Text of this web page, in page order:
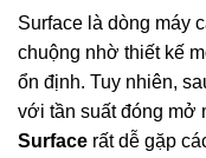
Surface là dòng máy
chuộng nhờ thiết kế
ổn định. Tuy nhiên,
với tần suất đóng mở
Surface rất dễ gặp